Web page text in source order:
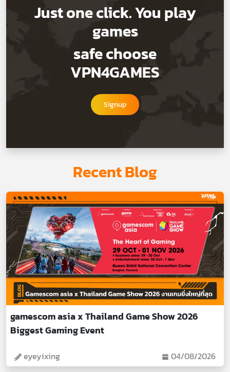
Just one click. You play
games
safe choose
VPN4GAMES
Signup
Recent Blog
gamescom asia x Thailand Game Show 2026
Biggest Gaming Event
eyeyixing 04/08/2026